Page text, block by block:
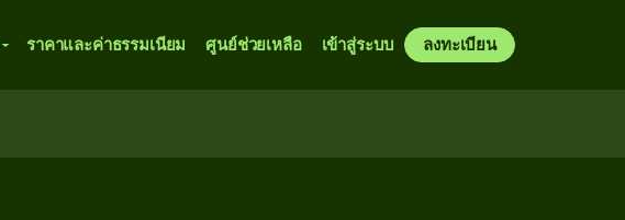
ราคาและค่าธรรมเนียม ศูนย์ช่วยเหลือ เข้าสู่ระบบ ลงทะเบียน